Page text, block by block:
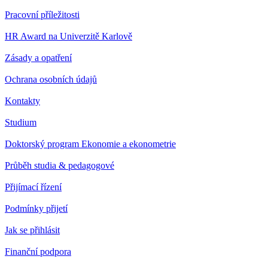
Pracovní příležitosti
HR Award na Univerzitě Karlově
Zásady a opatření
Ochrana osobních údajů
Kontakty
Studium
Doktorský program Ekonomie a ekonometrie
Průběh studia & pedagogové
Přijímací řízení
Podmínky přijetí
Jak se přihlásit
Finanční podpora